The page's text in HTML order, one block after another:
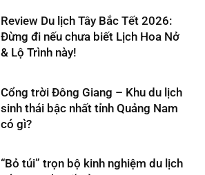
Review Du lịch Tây Bắc Tết 2026:
Đừng đi nếu chưa biết Lịch Hoa Nở
& Lộ Trình này!
Cổng trời Đông Giang – Khu du lịch
sinh thái bậc nhất tỉnh Quảng Nam
có gì?
“Bỏ túi” trọn bộ kinh nghiệm du lịch